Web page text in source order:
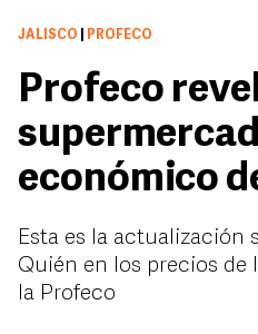
JALISCO PROFECO
Profeco
económico
Esta es la actualización
Quién en los precios de
la Profeco